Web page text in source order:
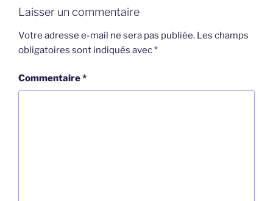
Laisser un commentaire
Votre adresse e-mail ne sera pas publiée. Les champs
obligatoires sont indiqués avec*
Commentaire*